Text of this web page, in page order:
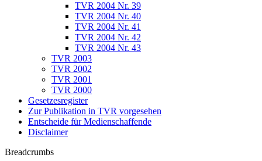
TVR 2004 Nr. 39
TVR 2004 Nr. 40
TVR 2004 Nr. 41
TVR 2004 Nr. 42
TVR 2004 Nr. 43
TVR 2003
TVR 2002
TVR 2001
TVR 2000
Gesetzesregister
Zur Publikation in TVR vorgesehen
Entscheide für Medienschaffende
Disclaimer
Breadcrumbs